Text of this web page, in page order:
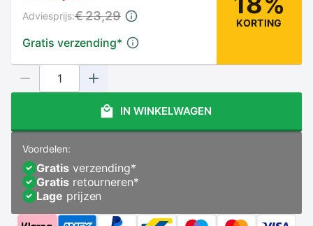
Gratis verzending*
Adviesprijs:€ 23,29 KORTING
IN WINKELWAGEN
Voordelen:
Gratisverzending*
Gratisretourneren*
Lage prijzen